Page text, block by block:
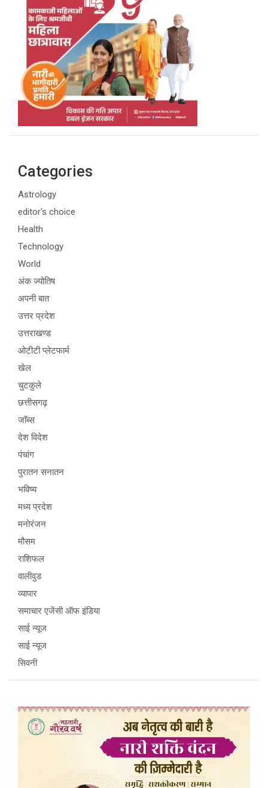
Categories
Astrology
editor's choice
Health
Technology
World
अंक ज्योतिष
अपनी बात
उत्तर प्रदेश
उत्तराखण्ड
ओटीटी प्लेटफार्म
खेल
चुटकुले
छत्तीसगढ़
जॉब्स
देश विदेश
पंचांग
पुरातन सनातन
भविष्य
मध्य प्रदेश
मनोरंजन
मौसम
राशिफल
वालीवुड
व्यापार
समाचार एजेंसी ऑफ इंडिया
साई न्यूज
साई न्यूज
सिवनी